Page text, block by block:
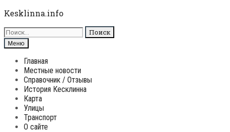
Перейти
содержимому
Kesklinna.info
Поиск
для:
Поиск
Меню
Главная
Местные новости
Справочник / Отзывы
История Кесклинна
Карта
Улицы
Транспорт
О сайте